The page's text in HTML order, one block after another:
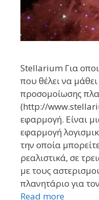
Stellarium Για
που θέλει να
προσομοίωσης
(http://
εφαρμογή. Είναι
εφαρμογή
την οποία
ρεαλιστικά, σε
με τους
πλανητάριο για
Read more